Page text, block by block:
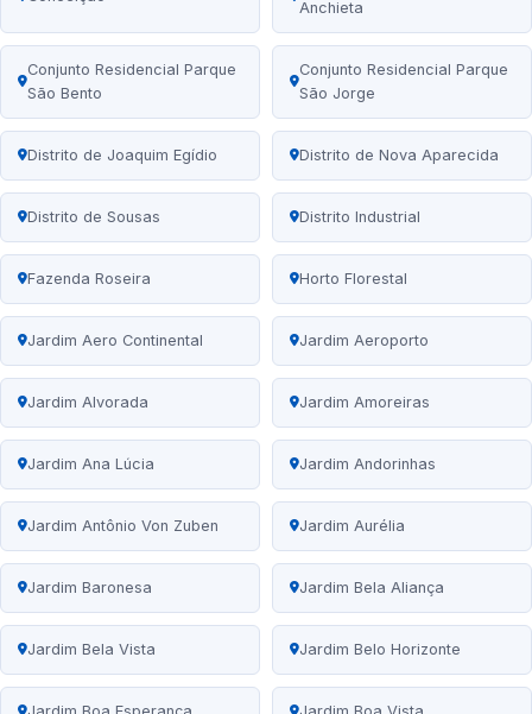
Anchieta
Conjunto Residencial Parque
São Bento
Conjunto Residencial Parque
São Jorge
Distrito de Joaquim Egídio Distrito de Nova Aparecida
Distrito de Sousas Distrito Industrial
Fazenda Roseira Horto Florestal
Jardim Aero Continental Jardim Aeroporto
Jardim Alvorada Jardim Amoreiras
Jardim Ana Lúcia Jardim Andorinhas
Jardim Antônio Von Zuben Jardim Aurélia
Jardim Baronesa Jardim Bela Aliança
Jardim Bela Vista Jardim Belo Horizonte